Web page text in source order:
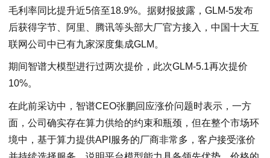
毛利率同比提升近5倍至18.9%。据财报披露，GLM-5发布
后获得字节、阿里、腾讯等头部大厂官方接入，中国十大互
联网公司中已有九家深度集成GLM。
期间智谱大模型进行过两次提价，此次GLM-5.1再次提价
10%。
在此前采访中，智谱CEO张鹏回应涨价问题时表示，一方
面，公司确实存在算力供给的约束和瓶颈，但在整个市场环
境中，基于算力提供API服务的厂商非常多，客户接受涨价